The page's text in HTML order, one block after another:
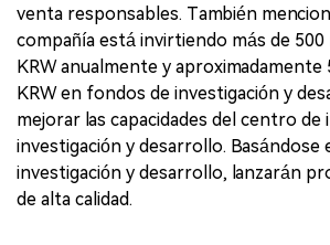
venta responsables. También
compañía está invirtiendo más de 500
KRW anualmente y aproximadamente
KRW en fondos de investigación y
mejorar las capacidades del centro de
investigación y desarrollo. Basándose
investigación y desarrollo, lanzarán
de alta calidad.